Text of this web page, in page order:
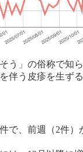
う」の俗称で知
伴う皮疹を生ず
で、前週（2件）